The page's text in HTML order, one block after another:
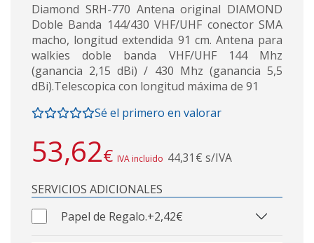
Diamond SRH-770 Antena original DIAMOND
Doble Banda 144/430 VHF/UHF conector SMA
macho, longitud extendida 91 cm. Antena para
walkies doble banda VHF/UHF 144 Mhz
(ganancia 2,15 dBi) / 430 Mhz (ganancia 5,5
dBi).Telescopica con longitud máxima de 91
Sé el primero en valorar
53,62€ IVA incluido 44,31€ s/IVA
SERVICIOS ADICIONALES
Papel de Regalo.+2,42€